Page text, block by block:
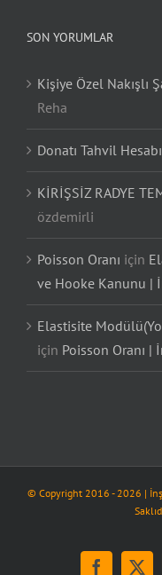
SON YORUMLAR
Kişiye Özel Nakışlı
Reha
Donatı Tahvil Hesabı
KİRİŞSİZ RADYE
özdemirli
Poisson Oranı için
ve Hooke Kanunu |
Elastisite
için Poisson Oranı
© Copyright 2016 - 2026 |